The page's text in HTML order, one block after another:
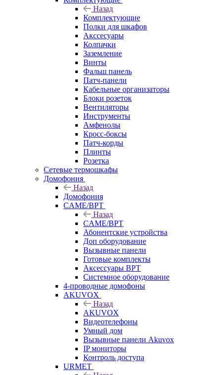
Назад
Комплектующие
Полки для шкафов
Акссесуары
Колпачки
Заземление
Винты
Фальш панель
Патч-панели
Кабельные организаторы
Блоки розеток
Вентиляторы
Инструменты
Амфенолы
Кросс-боксы
Патч-корды
Плинты
Розетка
Сетевые термошкафы
Домофония
Назад
Домофония
CAME/BPT
Назад
CAME/BPT
Абонентские устройства
Доп оборудование
Вызывные панели
Готовые комплекты
Аксессуары BPT
Системное оборудование
4-проводные домофоны
AKUVOX
Назад
AKUVOX
Видеотелефоны
Умный дом
Вызывные панели Akuvox
IP мониторы
Контроль доступа
URMET